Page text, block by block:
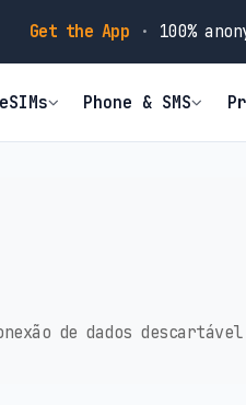
Get the App · 100%
eSIMs Phone & SMS
de dados